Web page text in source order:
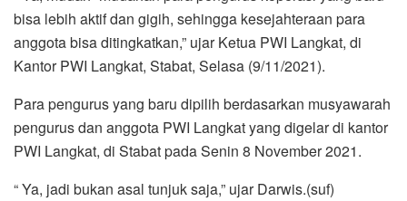
bisa lebih aktif dan gigih, sehingga kesejahteraan para
anggota bisa ditingkatkan,” ujar Ketua PWI Langkat, di
Kantor PWI Langkat, Stabat, Selasa (9/11/2021).
Para pengurus yang baru dipilih berdasarkan musyawarah
pengurus dan anggota PWI Langkat yang digelar di kantor
PWI Langkat, di Stabat pada Senin 8 November 2021.
“ Ya, jadi bukan asal tunjuk saja,” ujar Darwis.(suf)